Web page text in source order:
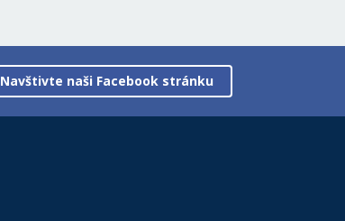
Navštivte naši Facebook stránku